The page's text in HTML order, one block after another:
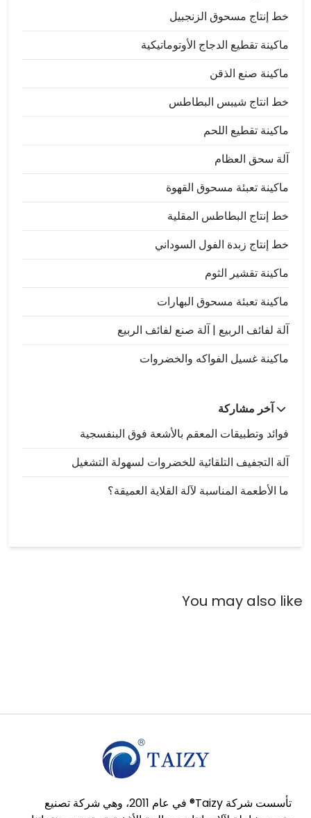
خط إنتاج مسحوق الزنجبيل
ماكينة تقطيع الدجاج الأوتوماتيكية
ماكينة صنع الذقن
خط انتاج شيبس البطاطس
ماكينة تقطيع اللحم
آلة سحق العظام
ماكينة تعبئة مسحوق القهوة
خط إنتاج البطاطس المقلية
خط إنتاج زبدة الفول السوداني
ماكينة تقشير الثوم
ماكينة تعبئة مسحوق البهارات
آلة لفائف الربيع | آلة صنع لفائف الربيع
ماكينة غسيل الفواكه والخضروات
آخر مشاركة
فوائد وتطبيقات المعقم بالأشعة فوق البنفسجية
آلة التجفيف التلقائية للخضروات لسهولة التشغيل
ما الأطعمة المناسبة لآلة القلاية العميقة؟
تأسست شركة Taizy® في عام 2011، وهي شركة تصنيع